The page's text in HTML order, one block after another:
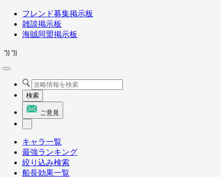
フレンド募集掲示板
雑談掲示板
海賊同盟掲示板
"}] "}]
検索
ご意見
キャラ一覧
最強ランキング
絞り込み検索
船長効果一覧